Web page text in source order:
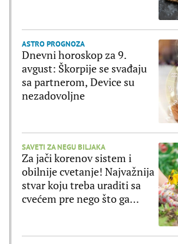
ASTRO PROGNOZA
Dnevni horoskop za 9.
avgust: Škorpije se svađaju
sa partnerom, Device su
nezadovoljne
SAVETI ZA NEGU BILJAKA
Za jači korenov sistem i
obilnije cvetanje! Najvažnija
stvar koju treba uraditi sa
cvećem pre nego što ga